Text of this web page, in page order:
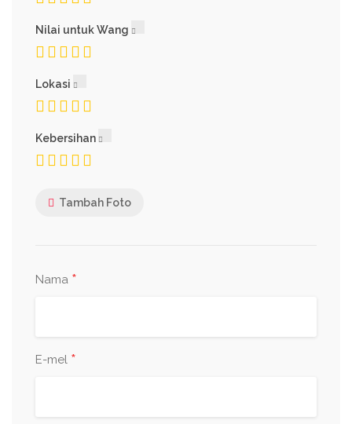
Nilai untuk Wang
Lokasi
Kebersihan
Tambah Foto
Nama *
E-mel *